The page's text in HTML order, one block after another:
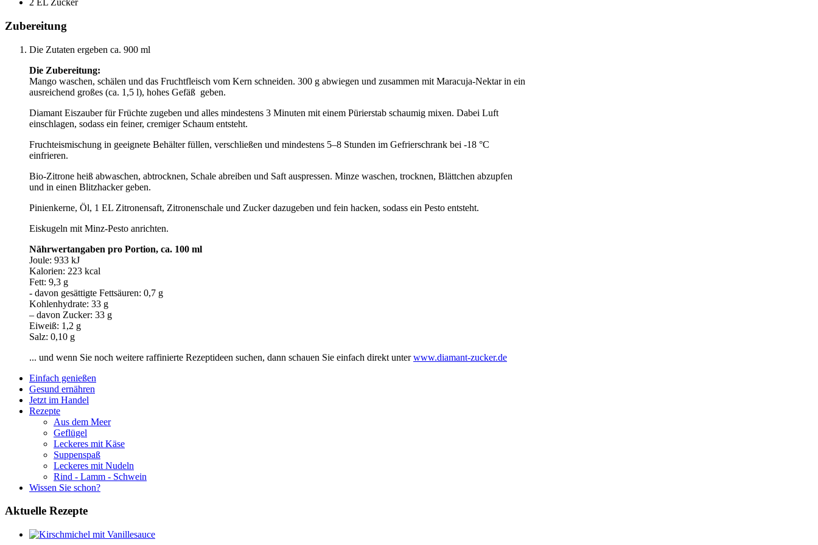
2 EL Zucker
Zubereitung
Die Zutaten ergeben ca. 900 ml
Die Zubereitung:
Mango waschen, schälen und das Fruchtfleisch vom Kern schneiden. 300 g abwiegen und zusammen mit Maracuja-Nektar in ein
ausreichend großes (ca. 1,5 l), hohes Gefäß geben.
Diamant Eiszauber für Früchte zugeben und alles mindestens 3 Minuten mit einem Pürierstab schaumig mixen. Dabei Luft
einschlagen, sodass ein feiner, cremiger Schaum entsteht.
Fruchteismischung in geeignete Behälter füllen, verschließen und mindestens 5–8 Stunden im Gefrierschrank bei -18 °C
einfrieren.
Bio-Zitrone heiß abwaschen, abtrocknen, Schale abreiben und Saft auspressen. Minze waschen, trocknen, Blättchen abzupfen
und in einen Blitzhacker geben.
Pinienkerne, Öl, 1 EL Zitronensaft, Zitronenschale und Zucker dazugeben und fein hacken, sodass ein Pesto entsteht.
Eiskugeln mit Minz-Pesto anrichten.
Nährwertangaben pro Portion, ca. 100 ml
Joule: 933 kJ
Kalorien: 223 kcal
Fett: 9,3 g
- davon gesättigte Fettsäuren: 0,7 g
Kohlenhydrate: 33 g
– davon Zucker: 33 g
Eiweiß: 1,2 g
Salz: 0,10 g
... und wenn Sie noch weitere raffinierte Rezeptideen suchen, dann schauen Sie einfach direkt unterwww.diamant-zucker.de
Einfach genießen
Gesund ernähren
Jetzt im Handel
Rezepte
Aus dem Meer
Geflügel
Leckeres mit Käse
Suppenspaß
Leckeres mit Nudeln
Rind - Lamm - Schwein
Wissen Sie schon?
Aktuelle Rezepte